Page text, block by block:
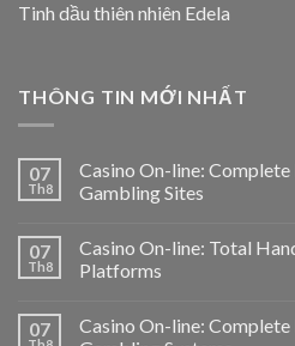
Tinh dầu thiên nhiên Edela
THÔNG TIN MỚI NHẤT
07
Th8
Casino On-line:
Gambling Sites
07
Th8
Casino On-line: Total
Platforms
07
Casino On-line: